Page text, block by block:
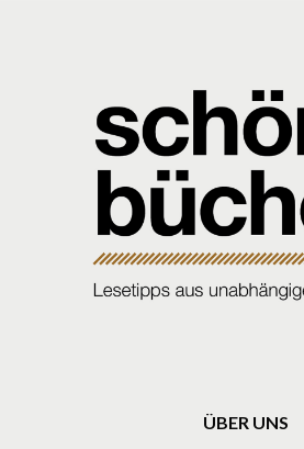
ÜBER UNS